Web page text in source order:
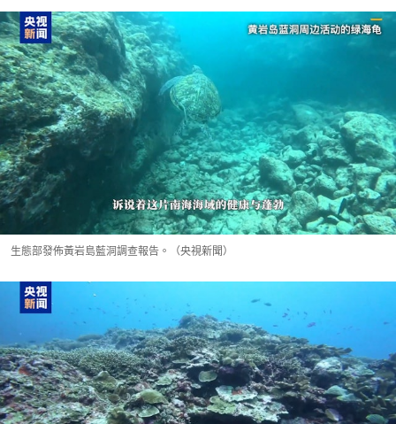
生態部發佈黃岩島藍洞調查報告。（央視新聞）